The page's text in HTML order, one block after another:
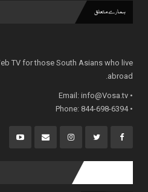
ہمارے متعلق
TV for those South Asians who live
abroad.
• Email:
info@Vosa.tv
• Phone: 844-698-6394